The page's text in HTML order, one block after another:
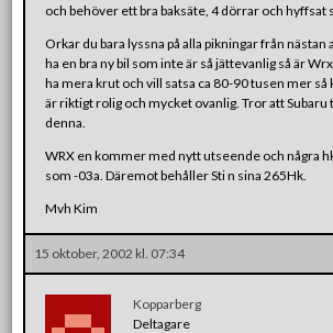
och behöver ett bra baksäte, 4 dörrar och hyffsat
Orkar du bara lyssna på alla pikningar från nästan
ha en bra ny bil som inte är så jättevanlig så är
ha mera krut och vill satsa ca 80-90 tusen mer så
är riktigt rolig och mycket ovanlig. Tror att Subaru
denna.
WRX en kommer med nytt utseende och några
som -03a. Däremot behåller Sti n sina 265Hk.
Mvh Kim
15 oktober, 2002 kl. 07:34
Kopparberg
Deltagare